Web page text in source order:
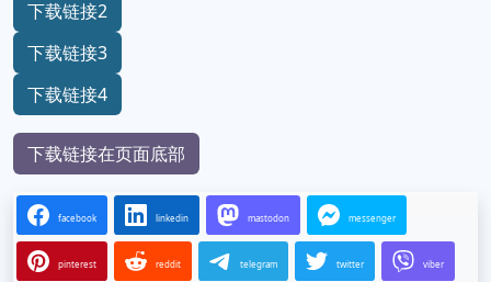
下载链接2
下载链接3
下载链接4
下载链接在页面底部
facebook linkedin mastodon messenger
pinterest reddit telegram twitter viber